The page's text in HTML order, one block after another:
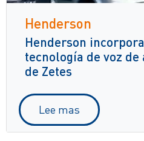
Henderson
Henderson
tecnología de voz
de Zetes
Lee mas